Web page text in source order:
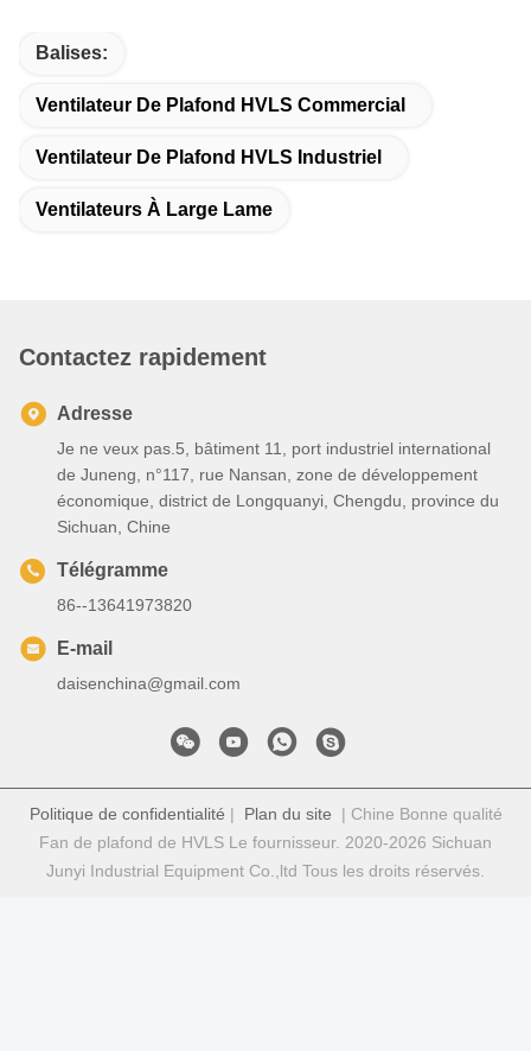
Balises:
Ventilateur De Plafond HVLS Commercial
Ventilateur De Plafond HVLS Industriel
Ventilateurs À Large Lame
Contactez rapidement
Adresse
Je ne veux pas.5, bâtiment 11, port industriel international
de Juneng, n°117, rue Nansan, zone de développement
économique, district de Longquanyi, Chengdu, province du
Sichuan, Chine
Télégramme
86--13641973820
E-mail
daisenchina@gmail.com
Politique de confidentialité | Plan du site | Chine Bonne qualité
Fan de plafond de HVLS Le fournisseur. 2020-2026 Sichuan
Junyi Industrial Equipment Co.,ltd Tous les droits réservés.